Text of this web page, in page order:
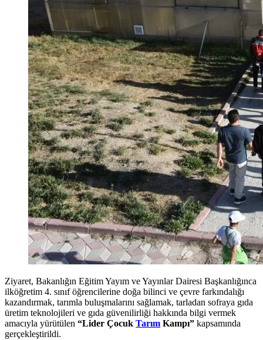
Ziyaret, Bakanlığın Eğitim Yayım ve Yayınlar Dairesi Başkanlığınca
ilköğretim 4. sınıf öğrencilerine doğa bilinci ve çevre farkındalığı
kazandırmak, tarımla buluşmalarını sağlamak, tarladan sofraya gıda
üretim teknolojileri ve gıda güvenilirliği hakkında bilgi vermek
amacıyla yürütülen “Lider Çocuk Tarım Kampı” kapsamında
gerçekleştirildi.